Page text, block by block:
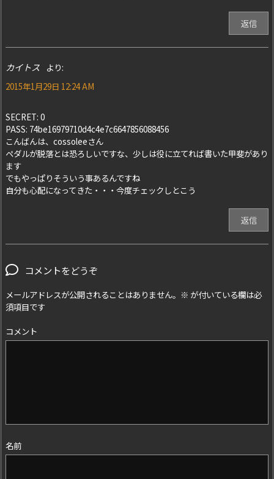
返信
カイトス より:
2015年1月29日 12:24 AM
SECRET: 0
PASS: 74be16979710d4c4e7c6647856088456
こんばんは、cossoleeさん
ペダルが脱落とは恐ろしいですな、少しは役に立てれば書いた甲斐があり
ます
でもやっぱりそういう事あるんですね
自分も心配になってきた・・・今度チェックしとこう
返信
コメントをどうぞ
メールアドレスが公開されることはありません。 ※ が付いている欄は必
須項目です
コメント
名前